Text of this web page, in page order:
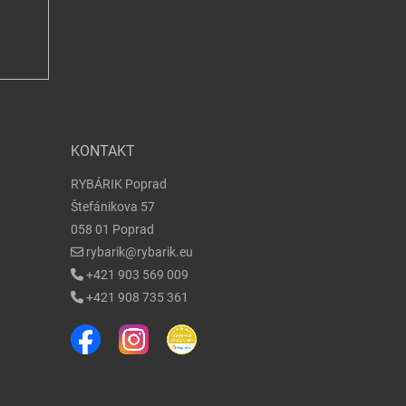
KONTAKT
RYBÁRIK Poprad
Štefánikova 57
058 01 Poprad
rybarik@rybarik.eu
+421 903 569 009
+421 908 735 361